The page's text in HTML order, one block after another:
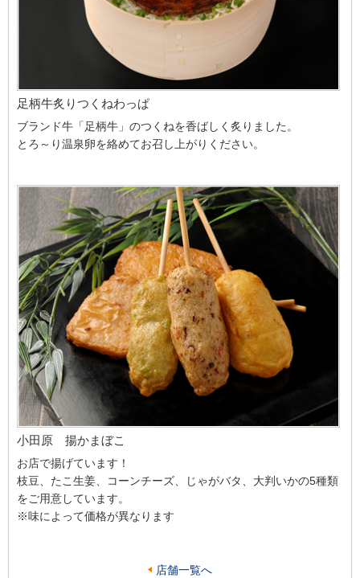
足柄牛炙りつくねわっぱ
ブランド牛「足柄牛」のつくねを香ばしく炙りました。
とろ～り温泉卵を絡めてお召し上がりください。
小田原 揚かまぼこ
お店で揚げています！
枝豆、たこ生姜、コーンチーズ、じゃがバタ、大判いかの5種類
をご用意しています。
※味によって価格が異なります
店舗一覧へ